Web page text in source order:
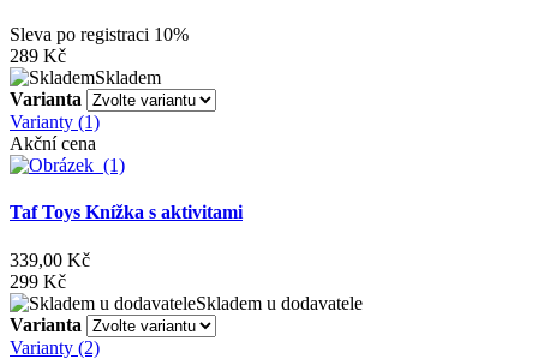
Sleva po registraci 10%
289 Kč
Skladem
Varianta
Varianty (1)
Akční cena
Taf Toys Knížka s aktivitami
339,00 Kč
299 Kč
Skladem u dodavatele
Varianta
Varianty (2)